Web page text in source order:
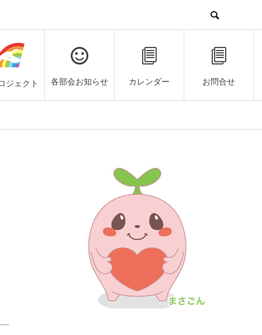
ジェクト 各部会お知らせ カレンダー お問合せ